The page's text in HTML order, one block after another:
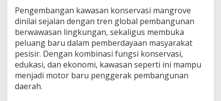
Pengembangan kawasan konservasi mangrove
dinilai sejalan dengan tren global pembangunan
berwawasan lingkungan, sekaligus membuka
peluang baru dalam pemberdayaan masyarakat
pesisir. Dengan kombinasi fungsi konservasi,
edukasi, dan ekonomi, kawasan seperti ini mampu
menjadi motor baru penggerak pembangunan
daerah.